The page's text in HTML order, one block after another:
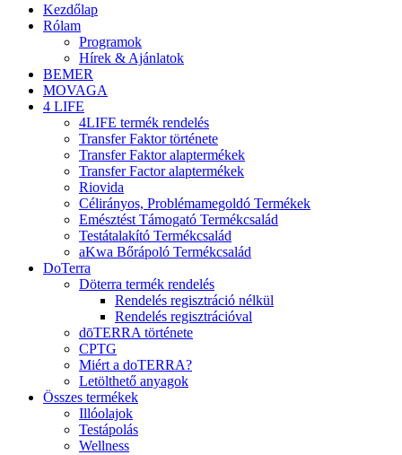
Kezdőlap
Rólam
Programok
Hírek & Ajánlatok
BEMER
MOVAGA
4 LIFE
4LIFE termék rendelés
Transfer Faktor története
Transfer Faktor alaptermékek
Transfer Factor alaptermékek
Riovida
Célirányos, Problémamegoldó Termékek
Emésztést Támogató Termékcsalád
Testátalakító Termékcsalád
aKwa Bőrápoló Termékcsalád
DoTerra
Döterra termék rendelés
Rendelés regisztráció nélkül
Rendelés regisztrációval
dōTERRA története
CPTG
Miért a doTERRA?
Letölthető anyagok
Összes termékek
Illóolajok
Testápolás
Wellness